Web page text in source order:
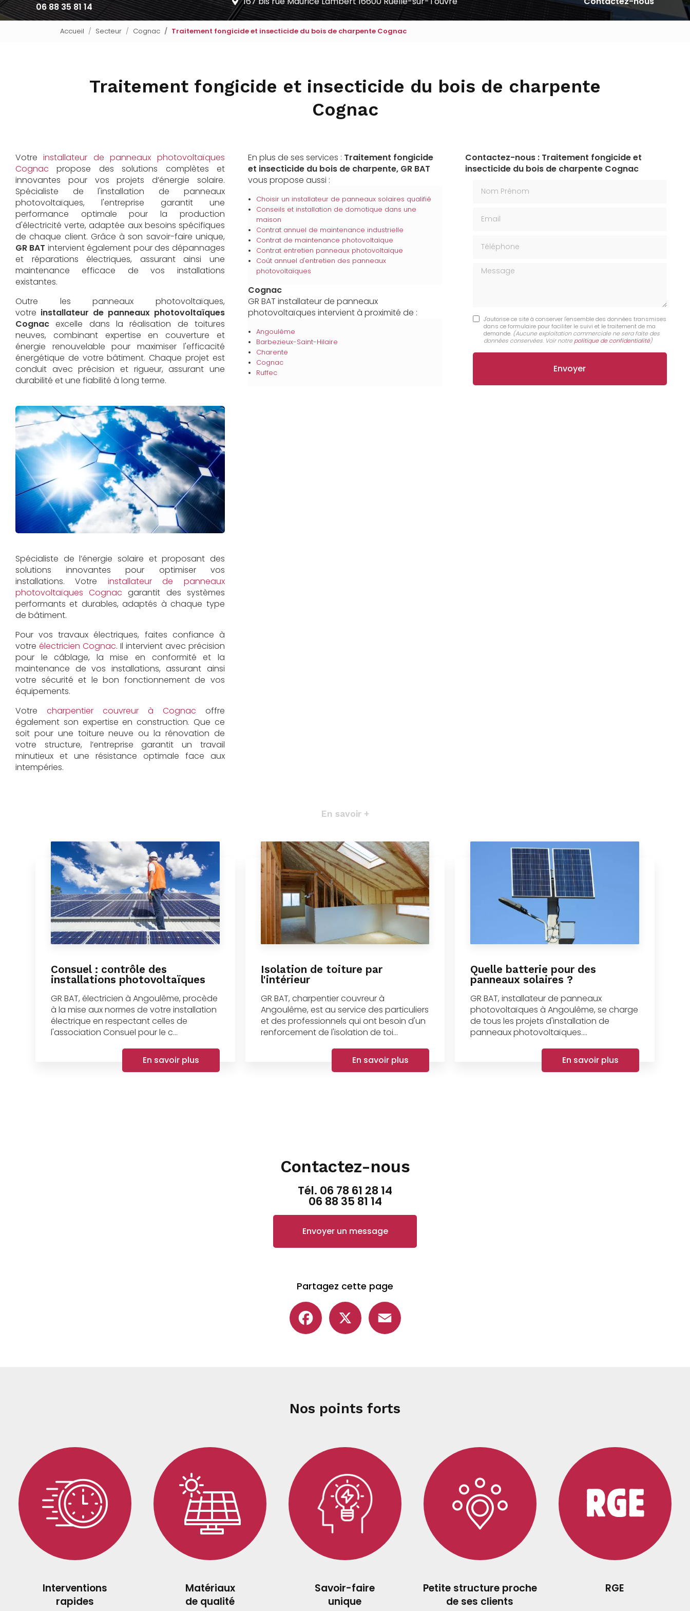
06 88 35 81 14
Accueil Secteur Cognac Traitement fongicide et insecticide du bois de charpente Cognac
Traitement fongicide et insecticide du bois de charpente
Cognac
Votre installateur de panneaux photovoltaïques
Cognacpropose des solutions complètes et
innovantes pour vos projets d’énergie solaire.
Spécialiste de l'installation de panneaux
photovoltaïques, l'entreprise garantit une
performance optimale pour la production
d'électricité verte, adaptée aux besoins spécifiques
de chaque client. Grâce à son savoir-faire unique,
GR BAT intervient également pour des dépannages
et réparations électriques, assurant ainsi une
maintenance efficace de vos installations
existantes.
Outre les panneaux photovoltaïques,
votre installateur de panneaux photovoltaïques
Cognac excelle dans la réalisation de toitures
neuves, combinant expertise en couverture et
énergie renouvelable pour maximiser l'efficacité
énergétique de votre bâtiment. Chaque projet est
conduit avec précision et rigueur, assurant une
durabilité et une fiabilité à long terme.
Spécialiste de l’énergie solaire et proposant des
solutions innovantes pour optimiser vos
installations. Votre installateur de panneaux
photovoltaïques Cognac garantit des systèmes
performants et durables, adaptés à chaque type
de bâtiment.
Pour vos travaux électriques, faites confiance à
votre électricien Cognac. Il intervient avec précision
pour le câblage, la mise en conformité et la
maintenance de vos installations, assurant ainsi
votre sécurité et le bon fonctionnement de vos
équipements.
Votre charpentier couvreur à Cognac offre
également son expertise en construction. Que ce
soit pour une toiture neuve ou la rénovation de
votre structure, l’entreprise garantit un travail
minutieux et une résistance optimale face aux
intempéries.
En plus de ses services : Traitement fongicide
et insecticide du bois de charpente, GR BAT
vous propose aussi :
Choisir un installateur de panneaux solaires qualifié
Conseils et installation de domotique dans une
maison
Contrat annuel de maintenance industrielle
Contrat de maintenance photovoltaïque
Contrat entretien panneaux photovoltaïque
Coût annuel d'entretien des panneaux
photovoltaïques
Cognac
GR BAT installateur de panneaux
photovoltaïques intervient à proximité de :
Angoulême
Barbezieux-Saint-Hilaire
Charente
Cognac
Ruffec
Contactez-nous : Traitement fongicide et
insecticide du bois de charpente Cognac
Message
J'autorise ce site à conserver l'ensemble des données transmises
dans ce formulaire pour faciliter le suivi et le traitement de ma
demande. (Aucune exploitation commerciale ne sera faite des
données conservées. Voir notre politique de confidentialité)
En savoir +
Consuel : contrôle des
installations photovoltaïques
GR BAT, électricien à Angoulême, procède
à la mise aux normes de votre installation
électrique en respectant celles de
l'association Consuel pour le c...
En savoir plus
Isolation de toiture par
l'intérieur
GR BAT, charpentier couvreur à
Angoulême, est au service des particuliers
et des professionnels qui ont besoin d'un
renforcement de l'isolation de toi...
En savoir plus
Quelle batterie pour des
panneaux solaires ?
GR BAT, installateur de panneaux
photovoltaïques à Angoulême, se charge
de tous les projets d'installation de
panneaux photovoltaïques....
En savoir plus
Contactez-nous
Tél. 06 78 61 28 14
06 88 35 81 14
Envoyer un message
Partagez cette page
Facebook
Nos points forts
Interventions
rapides
Matériaux
de qualité
Savoir-faire
unique
Petite structure proche
de ses clients
RGE